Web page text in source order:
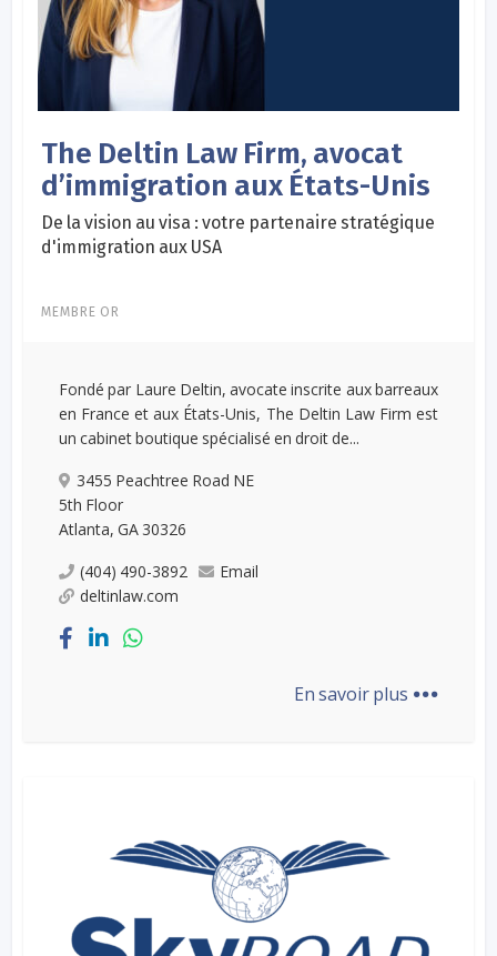
The Deltin Law Firm, avocat
d’immigration aux États-Unis
De la vision au visa : votre partenaire stratégique
d'immigration aux USA
MEMBRE OR
Fondé par Laure Deltin, avocate inscrite aux barreaux
en France et aux États-Unis, The Deltin Law Firm est
un cabinet boutique spécialisé en droit de...
3455 Peachtree Road NE
5th Floor
Atlanta, GA 30326
(404) 490-3892
Email
deltinlaw.com
En savoir plus ...